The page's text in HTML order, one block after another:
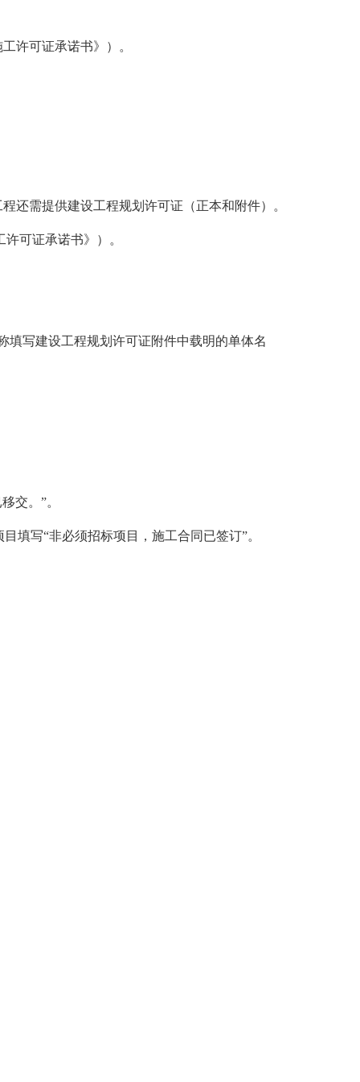
许可证承诺书》）。
还需提供建设工程规划许可证（正本和附件）。
可证承诺书》）。
填写建设工程规划许可证附件中载明的单体名
交。”。
填写“非必须招标项目，施工合同已签订”。